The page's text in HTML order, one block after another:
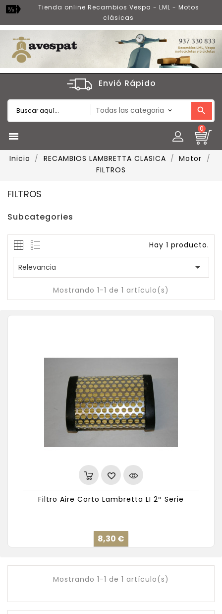
Tienda online Recambios Vespa - LML - Motos
clásicas
Envió Rápido

0
Inicio RECAMBIOS LAMBRETTA CLASICA
Motor
FILTROS
FILTROS
Subcategories
Hay 1 producto.
Relevancia 
Mostrando 1-1 de 1 artículo(s)
Filtro Aire Corto Lambretta LI 2ª Serie
8,30 €
Mostrando 1-1 de 1 artículo(s)